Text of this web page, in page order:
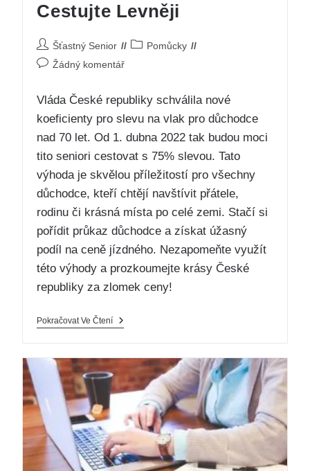
Cestujte Levněji
Šťastný Senior
Pomůcky
Žádný komentář
Vláda České republiky schválila nové
koeficienty pro slevu na vlak pro důchodce
nad 70 let. Od 1. dubna 2022 tak budou moci
tito seniori cestovat s 75% slevou. Tato
výhoda je skvělou příležitostí pro všechny
důchodce, kteří chtějí navštívit přátele,
rodinu či krásná místa po celé zemi. Stačí si
pořídit průkaz důchodce a získat úžasný
podíl na ceně jízdného. Nezapomeňte využít
této výhody a prozkoumejte krásy České
republiky za zlomek ceny!
Pokračovat Ve Čtení